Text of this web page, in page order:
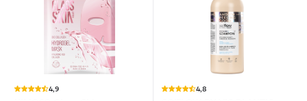
4,9 4,8